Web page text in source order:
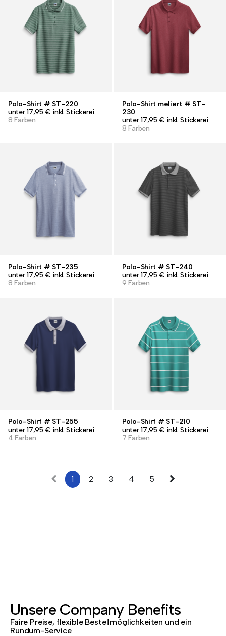
Polo-Shirt # ST-220
unter 17,95 € inkl. Stickerei
8 Farben
Polo-Shirt meliert # ST-
230
unter 17,95 € inkl. Stickerei
8 Farben
Polo-Shirt # ST-235
unter 17,95 € inkl. Stickerei
8 Farben
Polo-Shirt # ST-240
unter 17,95 € inkl. Stickerei
9 Farben
Polo-Shirt # ST-255
unter 17,95 € inkl. Stickerei
4 Farben
Polo-Shirt # ST-210
unter 17,95 € inkl. Stickerei
7 Farben
1 2 3 4 5
Unsere Company Benefits
Faire Preise, flexible Bestellmöglichkeiten und ein
Rundum-Service